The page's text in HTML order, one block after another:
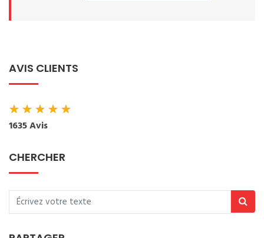
AVIS CLIENTS
★★★★★
1635 Avis
CHERCHER